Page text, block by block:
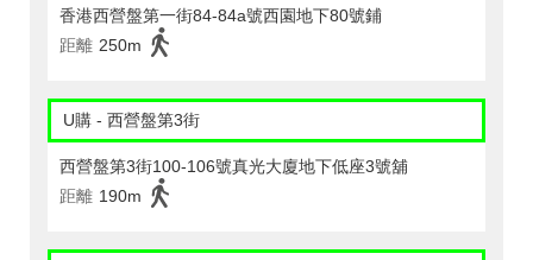
香港西營盤第一街84-84a號西園地下80號鋪
距離 250m
U購 - 西營盤第3街
西營盤第3街100-106號真光大廈地下低座3號舖
距離 190m